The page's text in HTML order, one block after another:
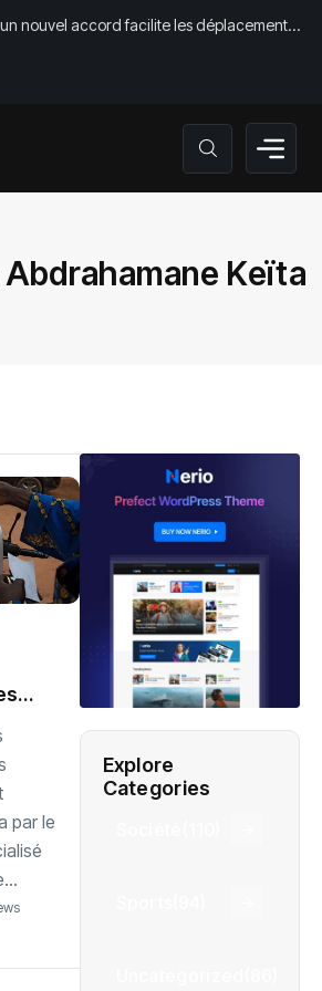
nouvel accord facilite les déplacements
Abdrahamane Keïta
par le
Explore
Categories